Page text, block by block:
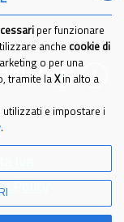
su:
Iva
Policy
per funzionare
anche cookie di
o per una
tramite la Xin alto a
utilizzati e impostare i
.